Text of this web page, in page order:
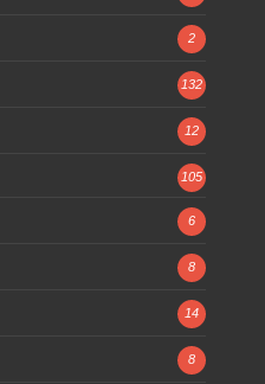
2
132
12
105
6
8
14
8